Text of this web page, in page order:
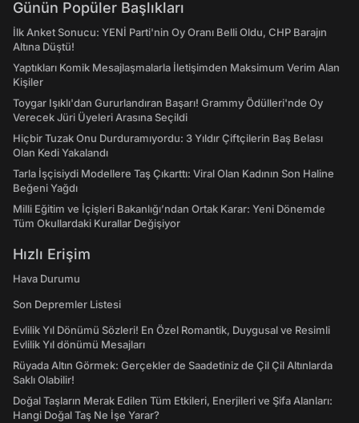
Günün Popüler Başlıkları
İlk Anket Sonucu: YENİ Parti'nin Oy Oranı Belli Oldu, CHP Barajın
Altına Düştü!
Yaptıkları Komik Mesajlaşmalarla İletişimden Maksimum Verim Alan
Kişiler
Toygar Işıklı'dan Gururlandıran Başarı! Grammy Ödülleri'nde Oy
Verecek Jüri Üyeleri Arasına Seçildi
Hiçbir Tuzak Onu Durduramıyordu: 3 Yıldır Çiftçilerin Baş Belası
Olan Kedi Yakalandı
Tarla İşçisiydi Modellere Taş Çıkarttı: Viral Olan Kadının Son Haline
Beğeni Yağdı
Milli Eğitim ve İçişleri Bakanlığı’ndan Ortak Karar: Yeni Dönemde
Tüm Okullardaki Kurallar Değişiyor
Hızlı Erişim
Hava Durumu
Son Depremler Listesi
Evlilik Yıl Dönümü Sözleri! En Özel Romantik, Duygusal ve Resimli
Evlilik Yıl dönümü Mesajları
Rüyada Altın Görmek: Gerçekler de Saadetiniz de Çil Çil Altınlarda
Saklı Olabilir!
Doğal Taşların Merak Edilen Tüm Etkileri, Enerjileri ve Şifa Alanları:
Hangi Doğal Taş Ne İşe Yarar?